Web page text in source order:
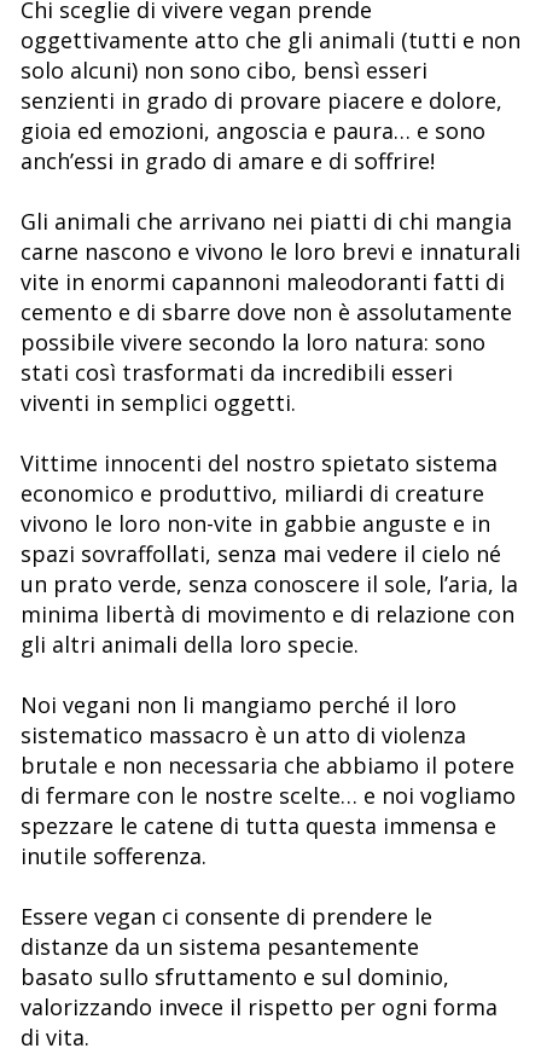
Chi sceglie di vivere vegan prende
oggettivamente atto che gli animali (tutti e non
solo alcuni) non sono cibo, bensì esseri
senzienti in grado di provare piacere e dolore,
gioia ed emozioni, angoscia e paura… e sono
anch’essi in grado di amare e di soffrire!
Gli animali che arrivano nei piatti di chi mangia
carne nascono e vivono le loro brevi e innaturali
vite in enormi capannoni maleodoranti fatti di
cemento e di sbarre dove non è assolutamente
possibile vivere secondo la loro natura: sono
stati così trasformati da incredibili esseri
viventi in semplici oggetti.
Vittime innocenti del nostro spietato sistema
economico e produttivo, miliardi di creature
vivono le loro non-vite in gabbie anguste e in
spazi sovraffollati, senza mai vedere il cielo né
un prato verde, senza conoscere il sole, l’aria, la
minima libertà di movimento e di relazione con
gli altri animali della loro specie.
Noi vegani non li mangiamo perché il loro
sistematico massacro è un atto di violenza
brutale e non necessaria che abbiamo il potere
di fermare con le nostre scelte… e noi vogliamo
spezzare le catene di tutta questa immensa e
inutile sofferenza.
Essere vegan ci consente di prendere le
distanze da un sistema pesantemente
basato sullo sfruttamento e sul dominio,
valorizzando invece il rispetto per ogni forma
di vita.